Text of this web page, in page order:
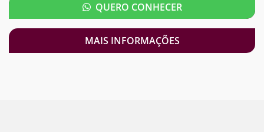
QUERO CONHECER
MAIS INFORMAÇÕES